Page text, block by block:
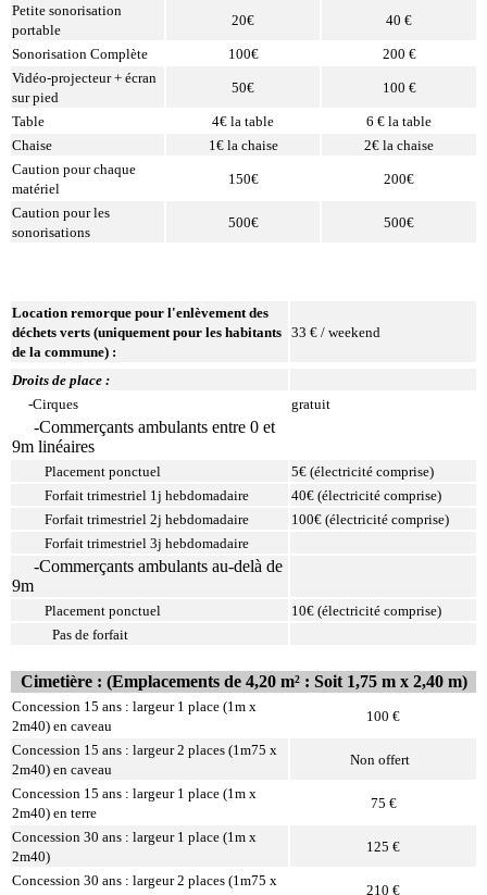
Petite sonorisation
portable
20€ 40 €
Sonorisation Complète 100€
200 €
Vidéo-projecteur + écran
sur pied
50€ 100 €
Table 4€ la table
6 € la table
Chaise
1€ la chaise
2€ la chaise
Caution pour chaque
matériel
150€ 200€
Caution pour les
sonorisations
500€ 500€
Location remorque pour l'enlèvement des
déchets verts (uniquement pour les habitants
de la commune) :
33 € / weekend
Droits de place :
-Cirques
gratuit
-Commerçants ambulants entre 0 et
9m linéaires
Placement ponctuel
5€ (électricité comprise)
Forfait trimestriel 1j hebdomadaire
40€ (électricité comprise)
Forfait trimestriel 2j hebdomadaire
100€ (électricité comprise)
Forfait trimestriel 3j hebdomadaire
-Commerçants ambulants au-delà de
9m
Placement ponctuel
10€ (électricité comprise)
Pas de forfait
Cimetière : (Emplacements de 4,20 m² : Soit 1,75 m x 2,40 m)
Concession 15 ans : largeur 1 place (1m x
2m40) en caveau
100 €
Concession 15 ans : largeur 2 places (1m75 x
2m40) en caveau
Non offert
Concession 15 ans : largeur 1 place (1m x
2m40) en terre
75 €
Concession 30 ans : largeur 1 place (1m x
2m40)
125 €
Concession 30 ans : largeur 2 places (1m75 x
210 €